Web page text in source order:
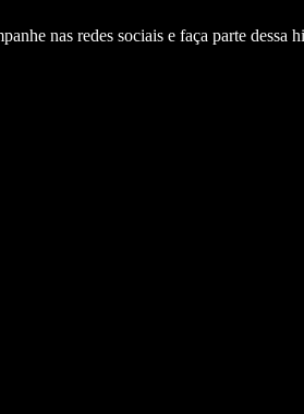
nas redes sociais e faça parte dessa